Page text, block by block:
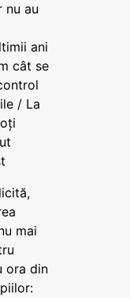
nu au
ani
cât se
/ La
mai
ora din